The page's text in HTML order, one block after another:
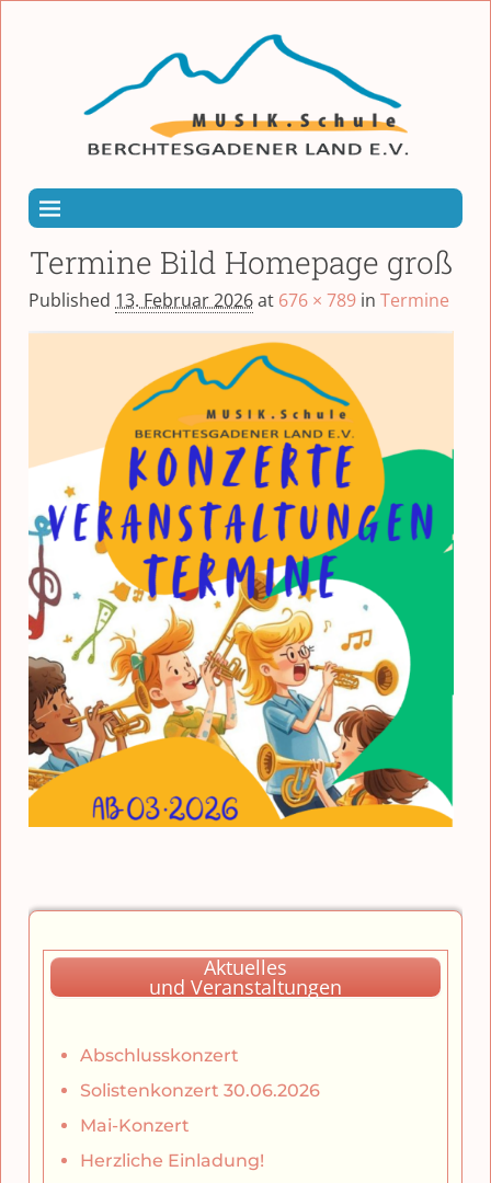
Termine Bild Homepage groß
Published 13. Februar 2026at 676 × 789 in Termine
Aktuelles
und Veranstaltungen
Abschlusskonzert
Solistenkonzert 30.06.2026
Mai-Konzert
Herzliche Einladung!